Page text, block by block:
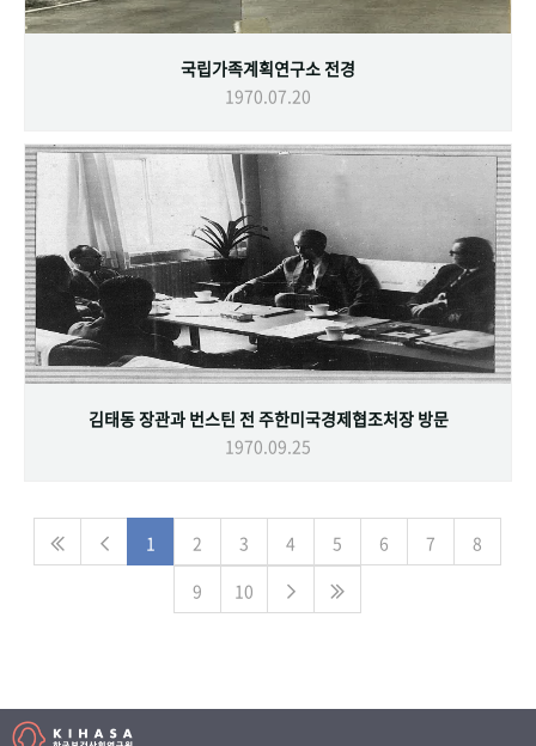
국립가족계획연구소 전경
1970.07.20
김태동 장관과 번스틴 전 주한미국경제협조처장 방문
1970.09.25
1 2 3 4 5 6 7
8
9
10